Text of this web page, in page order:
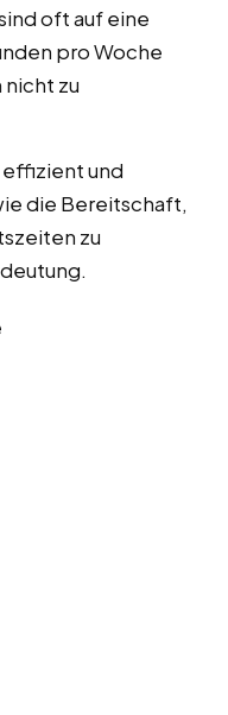
oft auf eine
pro Woche
zu
effizient und
die Bereitschaft,
zu